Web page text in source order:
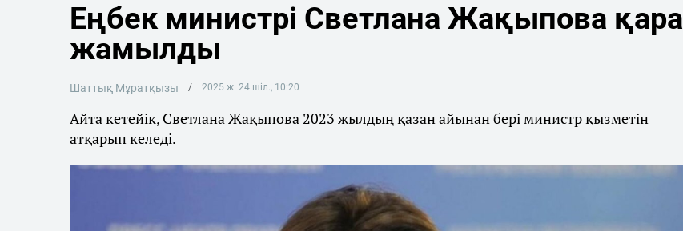
Еңбек министрі Светлана Жақыпова қара
жамылды
Шаттық Мұратқызы 2025 ж. 24 шіл., 10:20
Айта кетейік, Светлана Жақыпова 2023 жылдың қазан айынан бері министр қызметін
атқарып келеді.